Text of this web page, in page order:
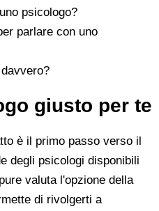
psicologo?
parlare con uno
giusto per te
è il primo passo verso il
degli psicologi disponibili
valuta l'opzione della
di rivolgerti a